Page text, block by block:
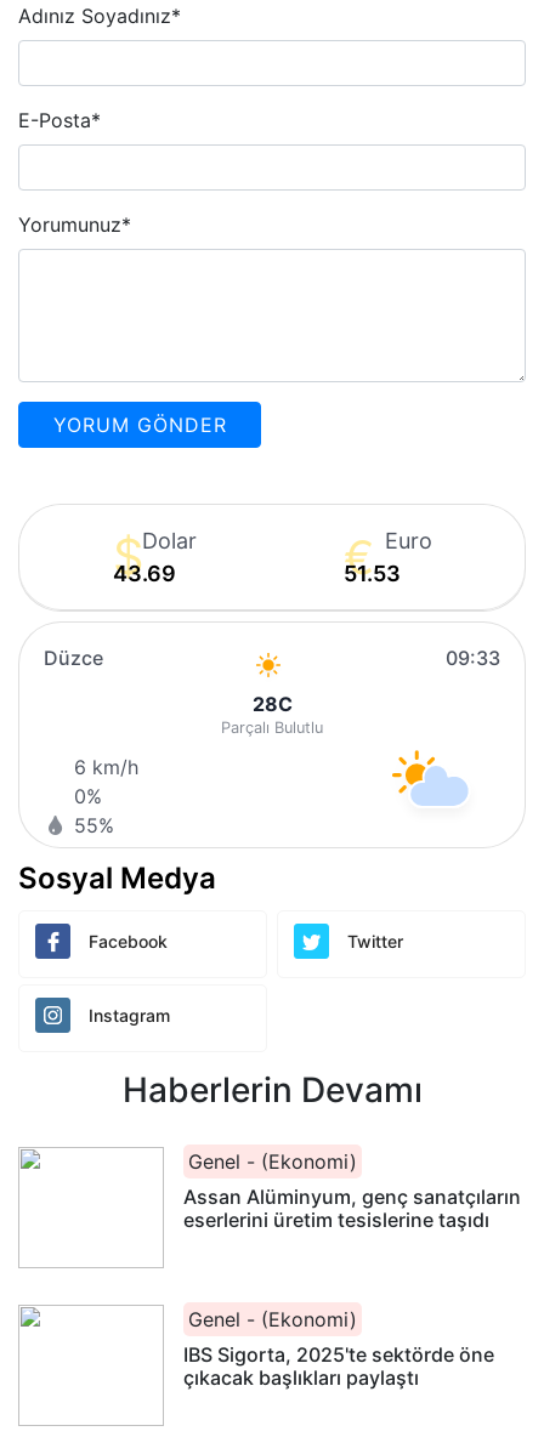
Adınız Soyadınız*
E-Posta*
Yorumunuz*
Dolar
43.69
Euro
51.53
Düzce
09:33
28C
Parçalı Bulutlu
6 km/h
0%
55%
Sosyal Medya
Facebook Twitter
Instagram
Haberlerin Devamı
Genel - (Ekonomi)
Assan Alüminyum, genç sanatçıların
eserlerini üretim tesislerine taşıdı
Genel - (Ekonomi)
IBS Sigorta, 2025'te sektörde öne
çıkacak başlıkları paylaştı